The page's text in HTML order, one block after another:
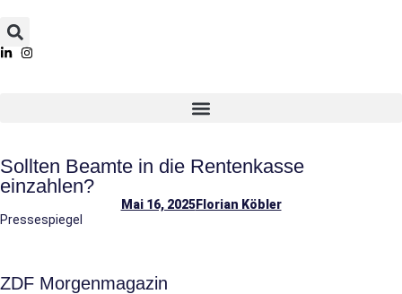
Sollten Beamte in die Rentenkasse
einzahlen?
Mai 16, 2025Florian Köbler
Pressespiegel
ZDF Morgenmagazin